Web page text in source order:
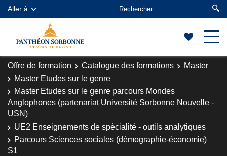
Aller à
Offre de formation Catalogue des formations
Master
Master Etudes sur le genre
Master Etudes sur le genre parcours Mondes
Anglophones (partenariat Université Sorbonne Nouvelle -
USN)
UE2 Enseignements de spécialité - outils analytiques
Parcours Sciences sociales (démographie-économie)
S1